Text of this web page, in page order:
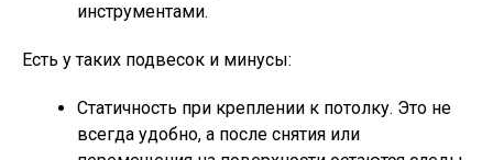
инструментами.
Есть у таких подвесок и минусы:
Статичность при креплении к потолку. Это не
всегда удобно, а после снятия или